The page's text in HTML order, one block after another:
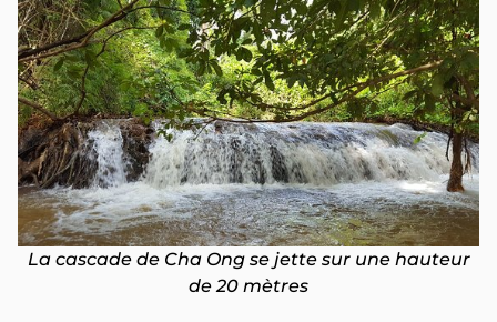
La cascade de Cha Ong se jette sur une hauteur
de 20 mètres